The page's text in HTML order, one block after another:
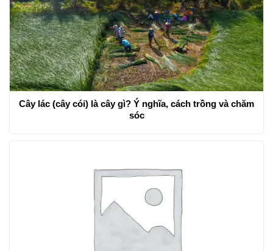
Cây lác (cây cói) là cây gì? Ý nghĩa, cách trồng và chăm
sóc